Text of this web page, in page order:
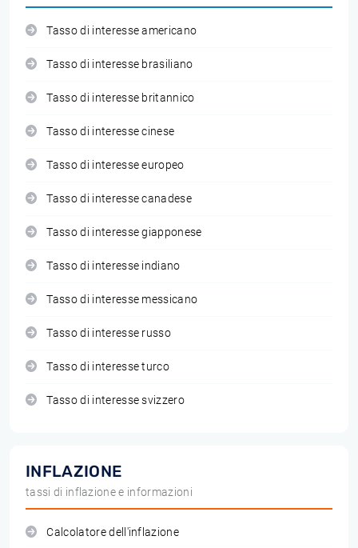
Tasso di interesse americano
Tasso di interesse brasiliano
Tasso di interesse britannico
Tasso di interesse cinese
Tasso di interesse europeo
Tasso di interesse canadese
Tasso di interesse giapponese
Tasso di interesse indiano
Tasso di interesse messicano
Tasso di interesse russo
Tasso di interesse turco
Tasso di interesse svizzero
INFLAZIONE
tassi di inflazione e informazioni
Calcolatore dell'inflazione